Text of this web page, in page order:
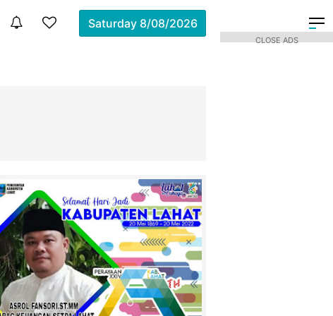
Saturday 8/08/2026
CLOSE ADS